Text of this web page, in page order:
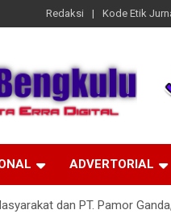
Redaksi Kode Etik
ADVERTORIAL
dan PT. Pamor